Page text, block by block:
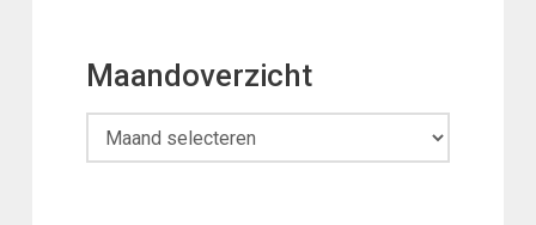
Maandoverzicht
Maandoverzicht